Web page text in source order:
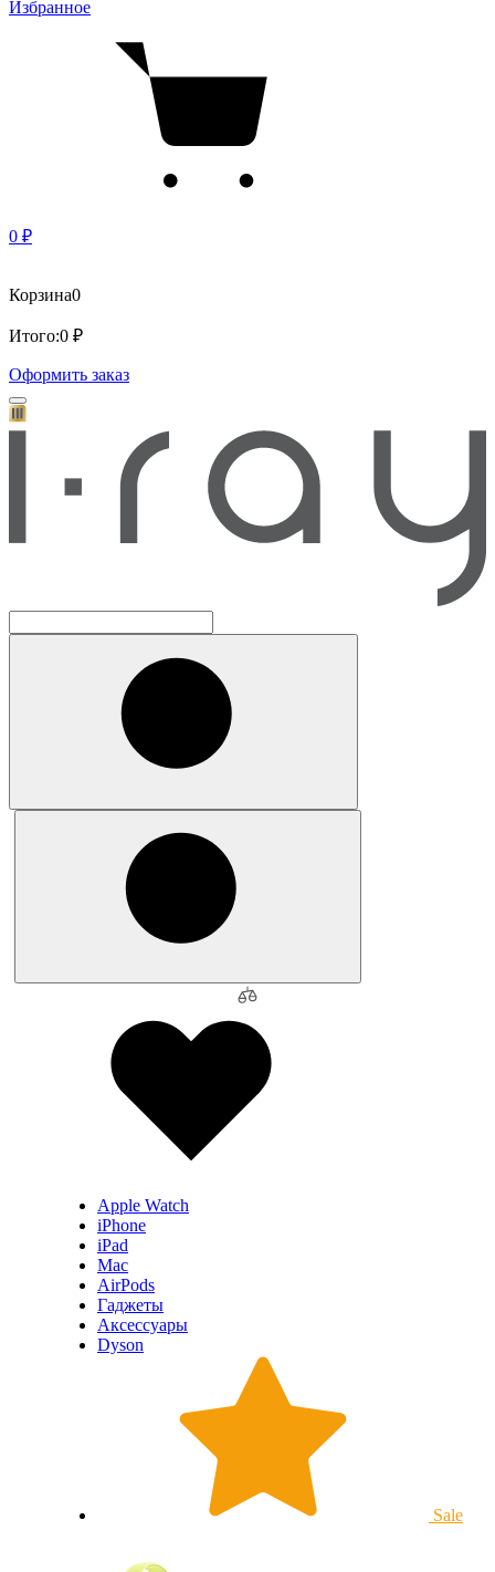
Избранное
0 ₽
Корзина0
Итого:0 ₽
Оформить заказ
Apple Watch
iPhone
iPad
Mac
AirPods
Гаджеты
Аксессуары
Dyson
Sale